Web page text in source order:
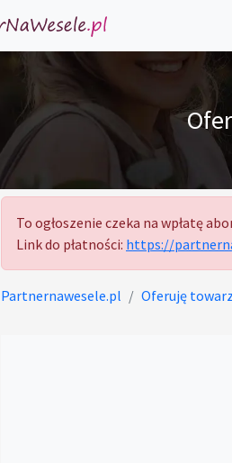
To ogłoszenie czeka na wpłatę
Link do płatności: https://
Partnernawesele.pl Oferuję